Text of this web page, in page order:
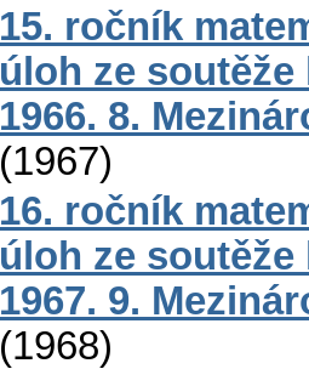
15. ročník
úloh ze
1966. 8.
(1967)
16. ročník
úloh ze
1967. 9.
(1968)